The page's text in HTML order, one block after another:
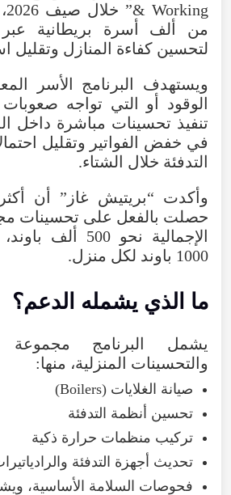
& Working
” خلال صيف 2026،
من
ألف أسرة بريطانية عبر
لتحسين كفاءة المنازل وتقليل
ويستهدف
البرنامج الأسر
الوقود
أو التي تواجه صعوبات
تنفيذ تحسينات مباشرة داخل
في خفض الفواتير وتقليل
التدفئة خلال الشتاء.
وأكدت “بريتيش غاز ” أن أكثر
حصلت بالفعل على تحسينات
الإجمالية
نحو ألف باوند،
1000 باوند لكل منزل.
ما الذي يشمله الدعم؟
يشمل البرنامج مجموعة
والتحسينات المنزلية، منها:
صيانة الغلايات (
Boilers
)
تحسين أنظمة التدفئة
تركيب منظمات حرارة ذكية
تحديث أجهزة التدفئة
فحوصات السلامة الأساسية،